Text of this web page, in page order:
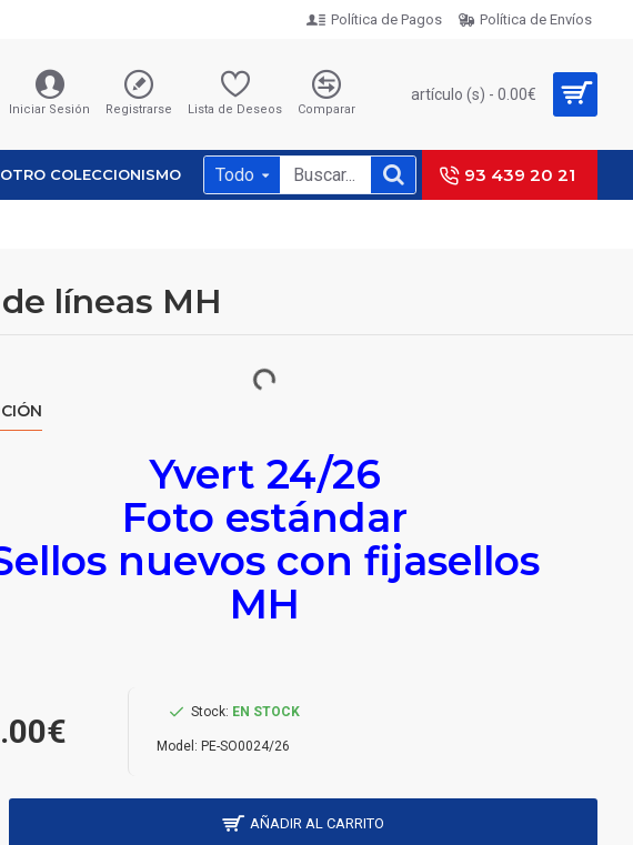
Política de Pagos Política de Envíos
Iniciar Sesión Registrarse Lista de Deseos Comparar
artículo (s) - 0.00€
OTRO COLECCIONISMO Todo 93 439 20 21
líneas MH
Yvert 24/26
Foto estándar
nuevos con fijasellos
MH
Stock: EN STOCK
Model: PE-SO0024/26
AÑADIR AL CARRITO